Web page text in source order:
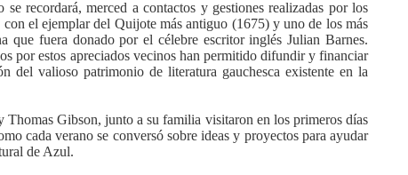
se recordará, merced a contactos y gestiones realizadas por los
el ejemplar del Quijote más antiguo (1675) y uno de los más
que fuera donado por el célebre escritor inglés Julian Barnes.
por estos apreciados vecinos han permitido difundir y financiar
del valioso patrimonio de literatura gauchesca existente en la
Thomas Gibson, junto a su familia visitaron en los primeros días
cada verano se conversó sobre ideas y proyectos para ayudar
de Azul.